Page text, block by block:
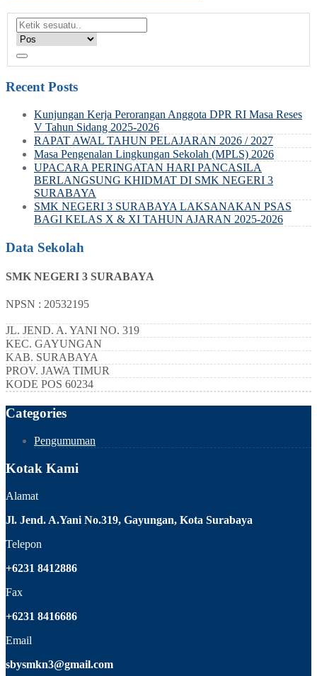
Recent Posts
Kunjungan Kerja Perorangan Anggota DPR RI Masa Reses
V Tahun Sidang 2025-2026
RAPAT AWAL TAHUN PELAJARAN 2026 / 2027
Masa Pengenalan Lingkungan Sekolah (MPLS) 2026
UPACARA PERINGATAN HARI PANCASILA
BERLANGSUNG KHIDMAT DI SMK NEGERI 3
SURABAYA
SMK NEGERI 3 SURABAYA LAKSANAKAN PSAS
BAGI KELAS X & XI TAHUN AJARAN 2025-2026
Data Sekolah
SMK NEGERI 3 SURABAYA
NPSN : 20532195
JL. JEND. A. YANI NO. 319
KEC. GAYUNGAN
KAB. SURABAYA
PROV. JAWA TIMUR
KODE POS 60234
Categories
Pengumuman
Kotak Kami
Alamat
Jl. Jend. A.Yani No.319, Gayungan, Kota Surabaya
Telepon
+6231 8412886
Fax
+6231 8416686
Email
sbysmkn3@gmail.com